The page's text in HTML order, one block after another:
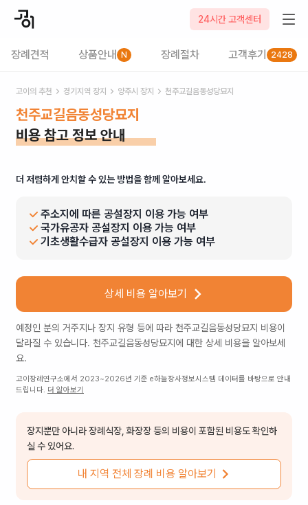
24시간 고객센터
장례견적 상품안내 N 장례절차 고객후기 2428
고이의 추천 경기 지역 장지 양주시 장지 천주교길음동성당묘지
천주교길음동성당묘지
비용 참고 정보 안내
더 저렴하게 안치할 수 있는 방법을 함께 알아보세요.
주소지에 따른 공설장지 이용 가능 여부
국가유공자 공설장지 이용 가능 여부
기초생활수급자 공설장지 이용 가능 여부
상세 비용 알아보기
예정인 분의 거주지나 장지 유형 등에 따라 천주교길음동성당묘지 비용이
달라질 수 있습니다. 천주교길음동성당묘지 에 대한 상세 비용을 알아보세
요.
고이장례연구소에서 2023~2026년 기준 e하늘장사정보시스템 데이터를 바탕으로 안내
드립니다. 더 알아보기
장지뿐만 아니라 장례식장, 화장장 등의 비용이 포함된 비용도 확인하
실 수 있어요.
내 지역 전체 장례 비용 알아보기